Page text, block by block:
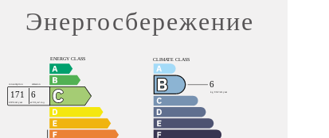
Энергосбережение